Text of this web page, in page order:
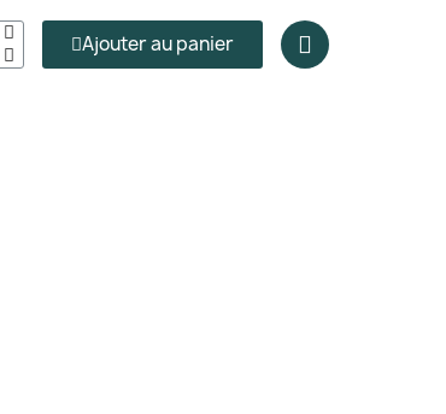
Ajouter au panier